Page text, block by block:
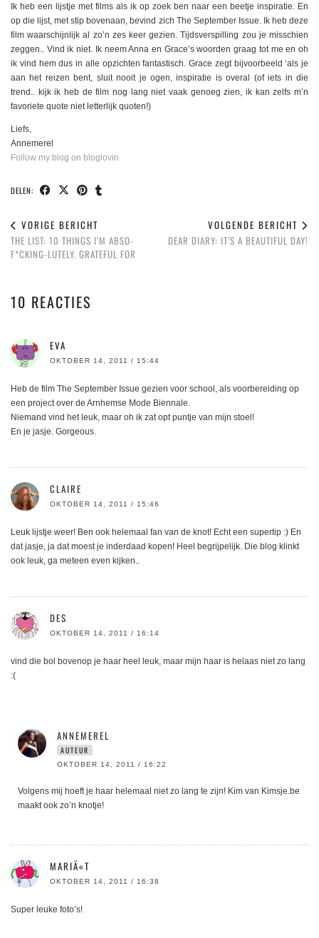
Ik heb een lijstje met films als ik op zoek ben naar een beetje inspiratie. En
op die lijst, met stip bovenaan, bevind zich The September Issue. Ik heb deze
film waarschijnlijk al zo’n zes keer gezien. Tijdsverspilling zou je misschien
zeggen.. Vind ik niet. Ik neem Anna en Grace’s woorden graag tot me en oh
ik vind hem dus in alle opzichten fantastisch. Grace zegt bijvoorbeeld ‘als je
aan het reizen bent, sluit nooit je ogen, inspiratie is overal (of iets in die
trend.. kijk ik heb de film nog lang niet vaak genoeg zien, ik kan zelfs m’n
favoriete quote niet letterlijk quoten!)
Liefs,
Annemerel
Follow my blog on bloglovin
DELEN:
VORIGE BERICHT
THE LIST: 10 THINGS I’M ABSO-
F*CKING-LUTELY. GRATEFUL FOR
VOLGENDE BERICHT
DEAR DIARY: IT’S A BEAUTIFUL DAY!
10 REACTIES
EVA
OKTOBER 14, 2011 / 15:44
Heb de film The September Issue gezien voor school, als voorbereiding op
een project over de Arnhemse Mode Biennale.
Niemand vind het leuk, maar oh ik zat opt puntje van mijn stoel!
En je jasje. Gorgeous.
CLAIRE
OKTOBER 14, 2011 / 15:46
Leuk lijstje weer! Ben ook helemaal fan van de knot! Echt een supertip :) En
dat jasje, ja dat moest je inderdaad kopen! Heel begrijpelijk. Die blog klinkt
ook leuk, ga meteen even kijken..
DES
OKTOBER 14, 2011 / 16:14
vind die bol bovenop je haar heel leuk, maar mijn haar is helaas niet zo lang
:(
ANNEMEREL
AUTEUR
OKTOBER 14, 2011 / 16:22
Volgens mij hoeft je haar helemaal niet zo lang te zijn! Kim van Kimsje.be
maakt ook zo’n knotje!
MARIÃ«T
OKTOBER 14, 2011 / 16:38
Super leuke foto’s!